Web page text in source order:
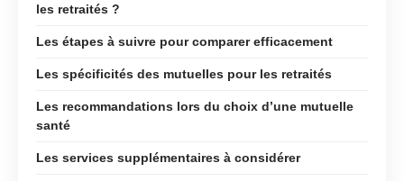
les retraités ?
Les étapes à suivre pour comparer efficacement
Les spécificités des mutuelles pour les retraités
Les recommandations lors du choix d’une mutuelle
santé
Les services supplémentaires à considérer